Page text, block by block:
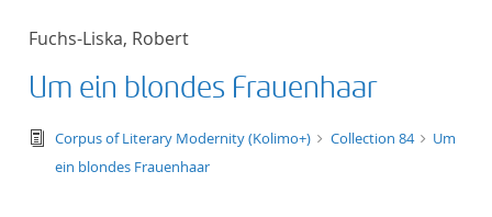
Fuchs-Liska, Robert
Um ein blondes Frauenhaar
text/tg.edition+tg.aggregation+xml
Corpus of Literary Modernity (Kolimo+) Collection 84
Um
ein blondes Frauenhaar